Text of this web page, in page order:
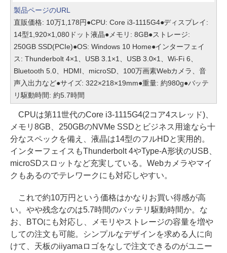
製品ページのURL
直販価格: 10万1,178円●CPU: Core i3-1115G4●ディスプレイ:
14型1,920×1,080ドット液晶●メモリ: 8GB●ストレージ:
250GB SSD(PCIe)●OS: Windows 10 Home●インターフェイ
ス: Thunderbolt 4×1、USB 3.1×1、USB 3.0×1、Wi-Fi 6、
Bluetooth 5.0、HDMI、microSD、100万画素Webカメラ、音
声入出力など●サイズ: 322×218×19mm●重量: 約980g●バッテ
リ駆動時間: 約5.7時間
CPUは第11世代のCore i3-1115G4(2コア4スレッド)、
メモリ8GB、250GBのNVMe SSDとビジネス用途なら十
分なスペックを備え、液晶は14型のフルHDと実用的。
インターフェイスもThunderbolt 4やType-A形状のUSB、
microSDスロットなど充実している。Webカメラやマイ
クもあるのでテレワークにも対応しやすい。
これで約10万円という価格はかなりお買い得感が高
い。やや残念なのは5.7時間のバッテリ駆動時間か。な
お、BTOにも対応し、メモリやストレージの容量を増や
しての注文も可能。シンプルなデザインを求める人に向
けて、天板のiiyamaロゴをなしで注文できるのがユニー